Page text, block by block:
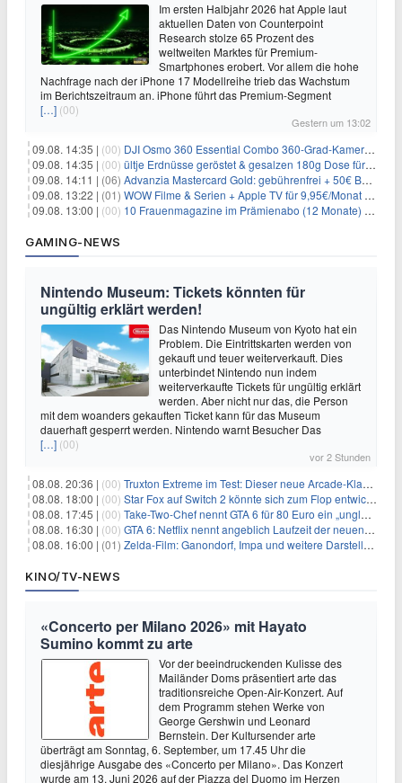
Im ersten Halbjahr 2026 hat Apple laut
aktuellen Daten von Counterpoint
Research stolze 65 Prozent des
weltweiten Marktes für Premium-
Smartphones erobert. Vor allem die hohe
Nachfrage nach der iPhone 17 Modellreihe trieb das Wachstum
im Berichtszeitraum an. iPhone führt das Premium-Segment
[…] (00)
Gestern um 13:02
09.08. 14:35 | (00) DJI Osmo 360 Essential Combo 360-Grad-Kamera für 375€
09.08. 14:35 | (00) ültje Erdnüsse geröstet & gesalzen 180g Dose für 1,52€ im Spar-Abo
09.08. 14:11 | (06) Advanzia Mastercard Gold: gebührenfrei + 50€ Bonus* + gratis Reiseversicherung
09.08. 13:22 | (01) WOW Filme & Serien + Apple TV für 9,95€/Monat // Alles von WOW (Filme, Serien, Live-Sport) für 34,97€/Monat
09.08. 13:00 | (00) 10 Frauenmagazine im Prämienabo (12 Monate) mit Prämien bis zu 225€
GAMING-NEWS
Nintendo Museum: Tickets könnten für
ungültig erklärt werden!
Das Nintendo Museum von Kyoto hat ein
Problem. Die Eintrittskarten werden von
gekauft und teuer weiterverkauft. Dies
unterbindet Nintendo nun indem
weiterverkaufte Tickets für ungültig erklärt
werden. Aber nicht nur das, die Person
mit dem woanders gekauften Ticket kann für das Museum
dauerhaft gesperrt werden. Nintendo warnt Besucher Das
[…] (00)
vor 2 Stunden
08.08. 20:36 | (00) Truxton Extreme im Test: Dieser neue Arcade-Klassiker verzeiht dir gar nichts
08.08. 18:00 | (00) Star Fox auf Switch 2 könnte sich zum Flop entwickeln
08.08. 17:45 | (00) Take-Two-Chef nennt GTA 6 für 80 Euro ein „unglaubliches Schnäppchen“
08.08. 16:30 | (00) GTA 6: Netflix nennt angeblich Laufzeit der neuen Gameplay-Präsentation
08.08. 16:00 | (01) Zelda-Film: Ganondorf, Impa und weitere Darsteller sollen feststehen
KINO/TV-NEWS
«Concerto per Milano 2026» mit Hayato
Sumino kommt zu arte
Vor der beeindruckenden Kulisse des
Mailänder Doms präsentiert arte das
traditionsreiche Open-Air-Konzert. Auf
dem Programm stehen Werke von
George Gershwin und Leonard
Bernstein. Der Kultursender arte
überträgt am Sonntag, 6. September, um 17.45 Uhr die
diesjährige Ausgabe des «Concerto per Milano». Das Konzert
wurde am 13. Juni 2026 auf der Piazza del Duomo im Herzen